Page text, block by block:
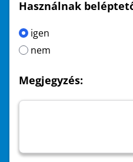
Használnak
igen
nem
Megjegyzés: